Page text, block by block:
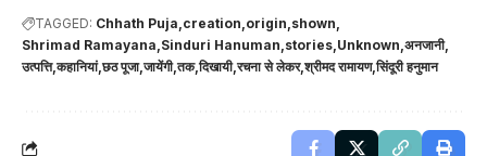
TAGGED: Chhath Puja creation origin shown
Shrimad Ramayana Sinduri Hanuman stories Unknown अनजानी
उत्पत्ति कहानियां छठ पूजा जायेंगी तक दिखायी रचना से लेकर श्रीमद रामायण सिंदूरी हनुमान